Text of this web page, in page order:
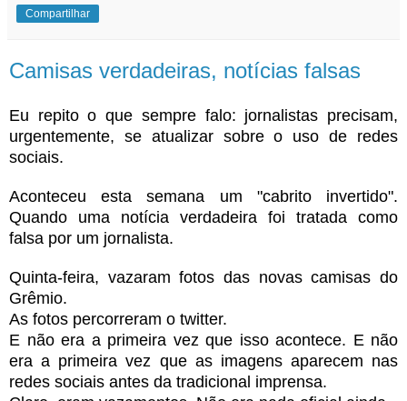
Compartilhar
Camisas verdadeiras, notícias falsas
Eu repito o que sempre falo: jornalistas precisam,
urgentemente, se atualizar sobre o uso de redes
sociais.
Aconteceu esta semana um "cabrito invertido".
Quando uma notícia verdadeira foi tratada como
falsa por um jornalista.
Quinta-feira, vazaram fotos das novas camisas do
Grêmio.
As fotos percorreram o twitter.
E não era a primeira vez que isso acontece. E não
era a primeira vez que as imagens aparecem nas
redes sociais antes da tradicional imprensa.